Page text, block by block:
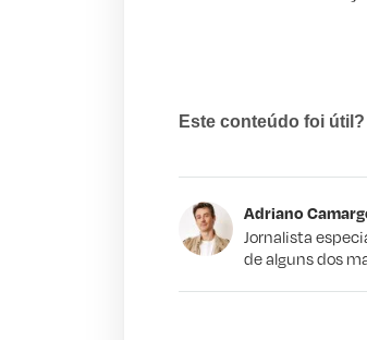
Este conteúdo foi útil?
Este conteúdo não
Adriano
Jornalista
de alguns dos